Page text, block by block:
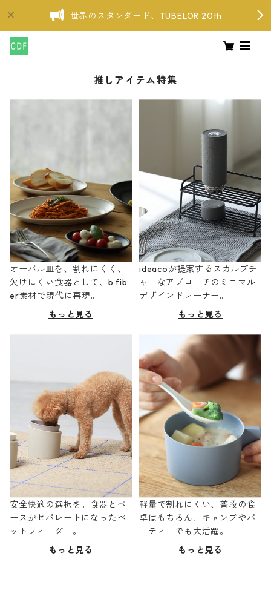
世界のスタンダード、TUBELOR 20th
推しアイテム特集
オーバル皿を、割れにくく、
欠けにくい食器として、b fib
er素材で現代に再現。
もっと見る
ideacoが提案するスカルプチ
ャーなアプローチのミニマル
デザインドレーナー。
もっと見る
安全快適の選択を。食器とベ
ースがセパレートになったペ
ットフィーダー。
もっと見る
軽量で割れにくい、普段の食
卓はもちろん、キャンプやパ
ーティーでも大活躍。
もっと見る